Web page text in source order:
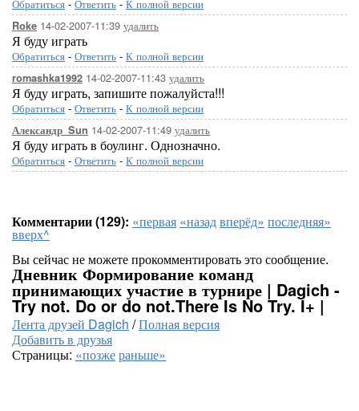
Обратиться - Ответить - К полной версии
Roke 14-02-2007-11:39 удалить
Я буду играть
Обратиться - Ответить - К полной версии
romashka1992 14-02-2007-11:43 удалить
Я буду играть, запишите пожалуйста!!!
Обратиться - Ответить - К полной версии
Александр_Sun 14-02-2007-11:49 удалить
Я буду играть в боулинг. Однозначно.
Обратиться - Ответить - К полной версии
Комментарии (129): «первая «назадвперёд» последняя»
вверх^
Вы сейчас не можете прокомментировать это сообщение.
Дневник Формирование команд
принимающих участие в турнире | Dagich -
Try not. Do or do not.There Is No Try. I+ |
Лента друзей Dagich /Полная версия
Добавить в друзья
Страницы: «позжераньше»